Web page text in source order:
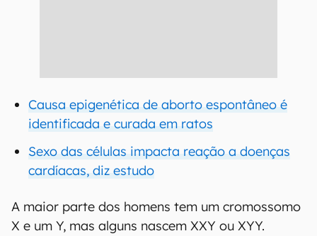
Causa epigenética de aborto espontâneo é
identificada e curada em ratos
Sexo das células impacta reação a doenças
cardíacas, diz estudo
A maior parte dos homens tem um cromossomo
X e um Y, mas alguns nascem XXY ou XYY.